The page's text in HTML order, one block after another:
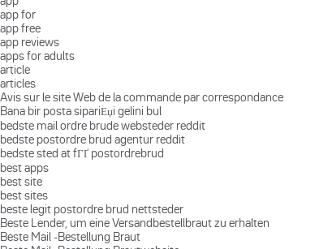
app for
app free
app reviews
apps for adults
article
articles
Avis sur le site Web de la commande par correspondance
Bana bir posta sipariЕџi gelini bul
bedste mail ordre brude websteder reddit
bedste postordre brud agentur reddit
bedste sted at fГҐ postordrebrud
best apps
best site
best sites
beste legit postordre brud nettsteder
Beste Lender, um eine Versandbestellbraut zu erhalten
Beste Mail -Bestellung Braut